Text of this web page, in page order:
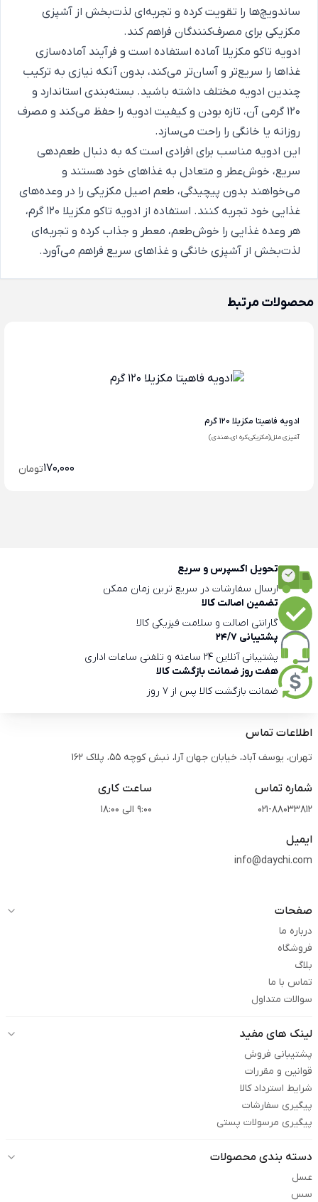
ساندویچ‌ها را تقویت کرده و تجربه‌ای لذت‌بخش از آشپزی
مکزیکی برای مصرف‌کنندگان فراهم کند.
ادویه تاکو مکزیلا آماده استفاده است و فرآیند آماده‌سازی
غذاها را سریع‌تر و آسان‌تر می‌کند، بدون آنکه نیازی به ترکیب
چندین ادویه مختلف داشته باشید. بسته‌بندی استاندارد و
120 گرمی آن، تازه بودن و کیفیت ادویه را حفظ می‌کند و مصرف
روزانه یا خانگی را راحت می‌سازد.
این ادویه مناسب برای افرادی است که به دنبال طعم‌دهی
سریع، خوش‌عطر و متعادل به غذاهای خود هستند و
می‌خواهند بدون پیچیدگی، طعم اصیل مکزیکی را در وعده‌های
غذایی خود تجربه کنند. استفاده از ادویه تاکو مکزیلا 120 گرم،
هر وعده غذایی را خوش‌طعم، معطر و جذاب کرده و تجربه‌ای
لذت‌بخش از آشپزی خانگی و غذاهای سریع فراهم می‌آورد.
محصولات مرتبط
ادویه فاهیتا مکزیلا 120 گرم
آشپزی ملل(مکزیکی،کره ای،هندی)
170,000تومان
تحویل اکسپرس و سریع
ارسال سفارشات در سریع ترین زمان ممکن
تضمین اصالت کالا
گارانتی اصالت و سلامت فیزیکی کالا
پشتیبانی 24/7
پشتیبانی آنلاین 24 ساعته و تلفنی ساعات اداری
هفت روز ضمانت بازگشت کالا
ضمانت بازگشت کالا پس از 7 روز
اطلاعات تماس
تهران، یوسف آباد، خیابان جهان آرا، نبش کوچه 55، پلاک 162
شماره تماس
021-88033812
ساعت کاری
9:00 الی 18:00
ایمیل
info@daychi.com
صفحات
درباره ما
فروشگاه
بلاگ
تماس با ما
سوالات متداول
لینک های مفید
پشتیبانی فروش
قوانین و مقررات
شرایط استرداد کالا
پیگیری سفارشات
پیگیری مرسولات پستی
دسته بندی محصولات
عسل
سس